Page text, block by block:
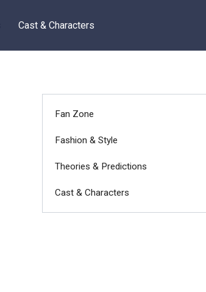
Cast & Characters
Fan Zone
Fashion & Style
Theories & Predictions
Cast & Characters